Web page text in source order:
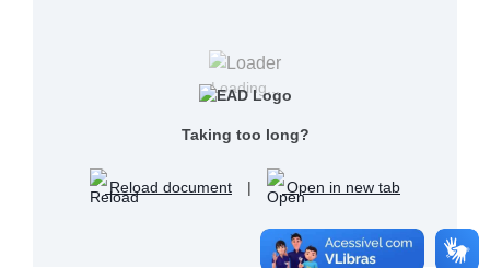
Loading...
Taking too long?
Reload document | Open in new tab